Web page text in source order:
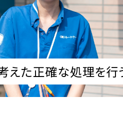
えた正確な処理を行